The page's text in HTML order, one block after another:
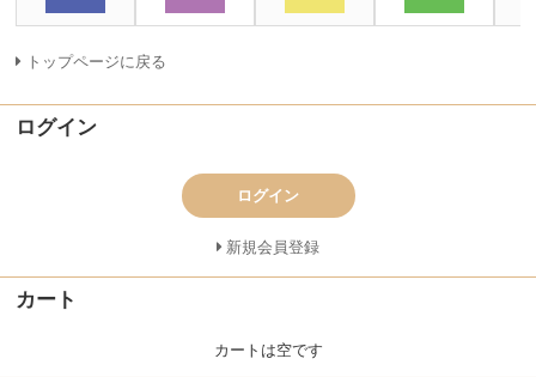
トップページに戻る
ログイン
ログイン
新規会員登録
カート
カートは空です